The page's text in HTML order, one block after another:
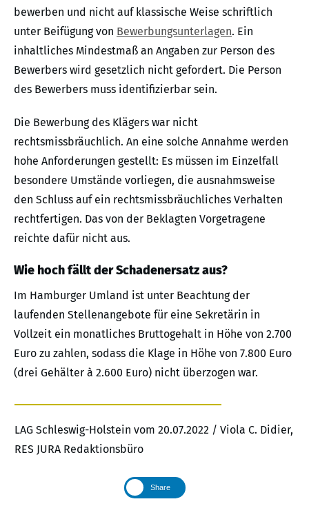
bewerben und nicht auf klassische Weise schriftlich
unter Beifügung von Bewerbungsunterlagen. Ein
inhaltliches Mindestmaß an Angaben zur Person des
Bewerbers wird gesetzlich nicht gefordert. Die Person
des Bewerbers muss identifizierbar sein.
Die Bewerbung des Klägers war nicht
rechtsmissbräuchlich. An eine solche Annahme werden
hohe Anforderungen gestellt: Es müssen im Einzelfall
besondere Umstände vorliegen, die ausnahmsweise
den Schluss auf ein rechtsmissbräuchliches Verhalten
rechtfertigen. Das von der Beklagten Vorgetragene
reichte dafür nicht aus.
Wie hoch fällt der Schadenersatz aus?
Im Hamburger Umland ist unter Beachtung der
laufenden Stellenangebote für eine Sekretärin in
Vollzeit ein monatliches Bruttogehalt in Höhe von 2.700
Euro zu zahlen, sodass die Klage in Höhe von 7.800 Euro
(drei Gehälter à 2.600 Euro) nicht überzogen war.
LAG Schleswig-Holstein vom 20.07.2022 / Viola C. Didier,
RES JURA Redaktionsbüro
Share